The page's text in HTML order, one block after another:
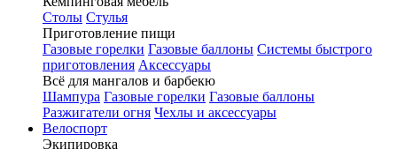
Столы Стулья
Приготовление пищи
Газовые горелки Газовые баллоны Системы быстрого
приготовления Аксессуары
Всё для мангалов и барбекю
Шампура Газовые горелки Газовые баллоны
Разжигатели огня Чехлы и аксессуары
Велоспорт
Экипировка